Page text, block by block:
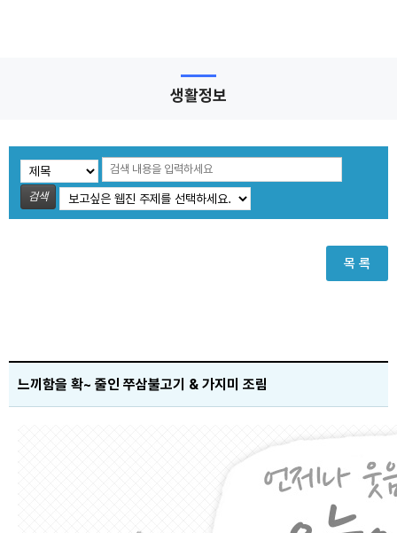
생활정보
검색
목 록
느끼함을 확~ 줄인 쭈삼불고기 & 가지미 조림